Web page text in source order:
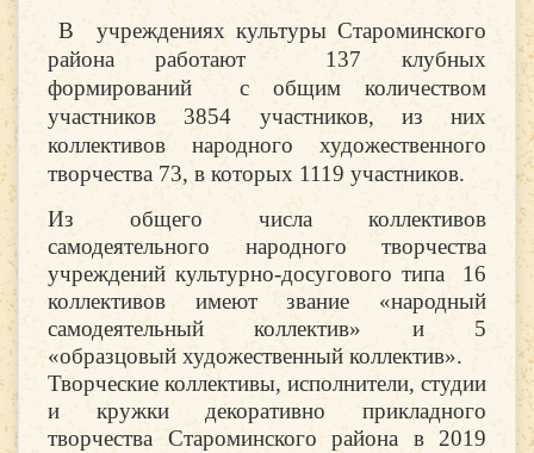
В
учреждениях культуры Староминского
района работают 137 клубных
формирований с общим количеством
участников 3854 участников, из них
коллективов народного художественного
творчества 73, в которых 1119 участников.
Из общего числа коллективов
самодеятельного народного творчества
учреждений культурно-досугового типа 16
коллективов имеют звание «народный
самодеятельный коллектив» и 5
«образцовый художественный коллектив».
Творческие коллективы, исполнители, студии
и кружки декоративно прикладного
творчества Староминского района в 2019